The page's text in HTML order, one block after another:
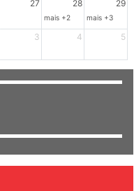
27 28 29
mais +2 mais +3
3 4 5